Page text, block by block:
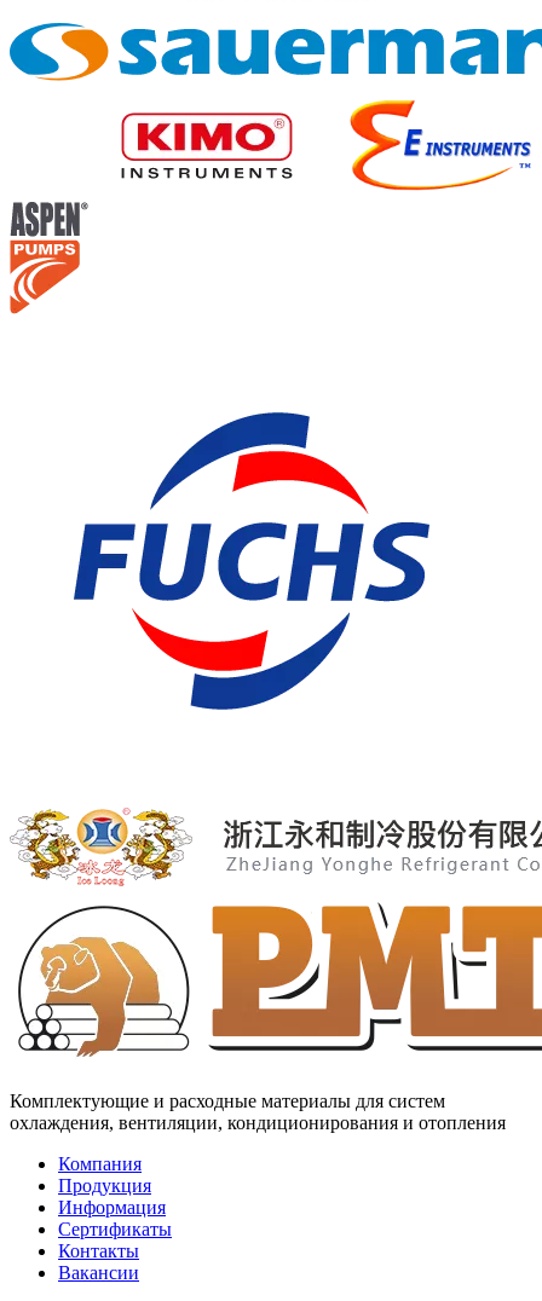
Комплектующие и расходные материалы для систем
охлаждения, вентиляции, кондиционирования и отопления
Компания
Продукция
Информация
Сертификаты
Контакты
Вакансии